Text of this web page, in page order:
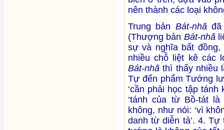
nên thành các loại
Trung bản Bát-nhãđã
(Thượng bản Bát-nhã
sự và nghĩa bất
nhiều chỗ liệt kê các
Bát-nhã thì thấy nhiều
Tự đến phẩm Tướng
‘cần phải học tập
‘tánh của từ Bồ-tát
không, như nói: ‘vì
danh từ diễn tả’. 4.